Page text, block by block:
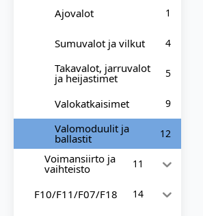
Ajovalot 1
Sumuvalot ja vilkut 4
Takavalot, jarruvalot
ja heijastimet 5
Valokatkaisimet 9
Valomoduulit ja
ballastit 12
Voimansiirto ja
vaihteisto 11
F10/F11/F07/F18 14